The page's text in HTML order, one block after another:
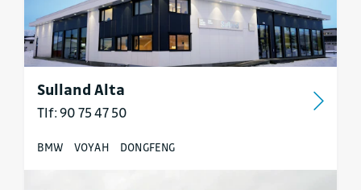
Sulland Alta
Tlf: 90 75 47 50
BMW VOYAH DONGFENG